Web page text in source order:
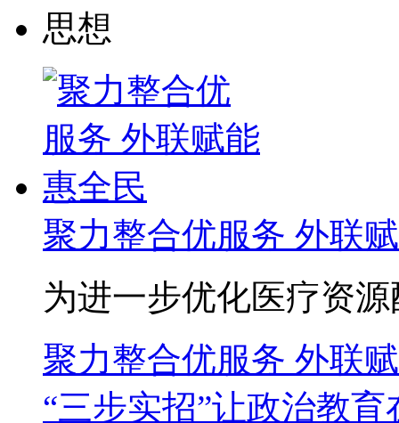
思想
聚力整合优服务 外联
为进一步优化医疗资
聚力整合优服务 外联
“三步实招”让政治教